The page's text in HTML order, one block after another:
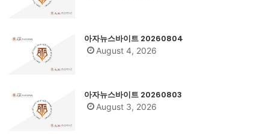
아자뉴스바이트 20260804
August 4, 2026
아자뉴스바이트 20260803
August 3, 2026